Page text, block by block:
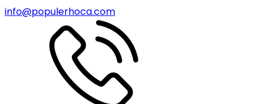
info@populerhoca.com